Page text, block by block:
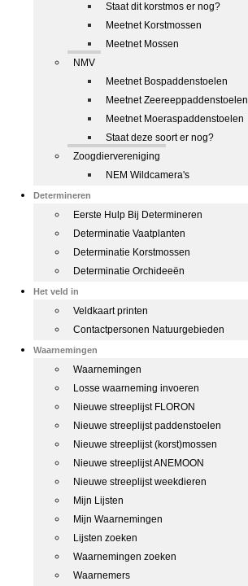
Staat dit korstmos er nog?
Meetnet Korstmossen
Meetnet Mossen
NMV
Meetnet Bospaddenstoelen
Meetnet Zeereeppaddenstoelen
Meetnet Moeraspaddenstoelen
Staat deze soort er nog?
Zoogdiervereniging
NEM Wildcamera's
Determineren
Eerste Hulp Bij Determineren
Determinatie Vaatplanten
Determinatie Korstmossen
Determinatie Orchideeën
Het veld in
Veldkaart printen
Contactpersonen Natuurgebieden
Waarnemingen
Waarnemingen
Losse waarneming invoeren
Nieuwe streeplijst FLORON
Nieuwe streeplijst paddenstoelen
Nieuwe streeplijst (korst)mossen
Nieuwe streeplijst ANEMOON
Nieuwe streeplijst weekdieren
Mijn Lijsten
Mijn Waarnemingen
Lijsten zoeken
Waarnemingen zoeken
Waarnemers